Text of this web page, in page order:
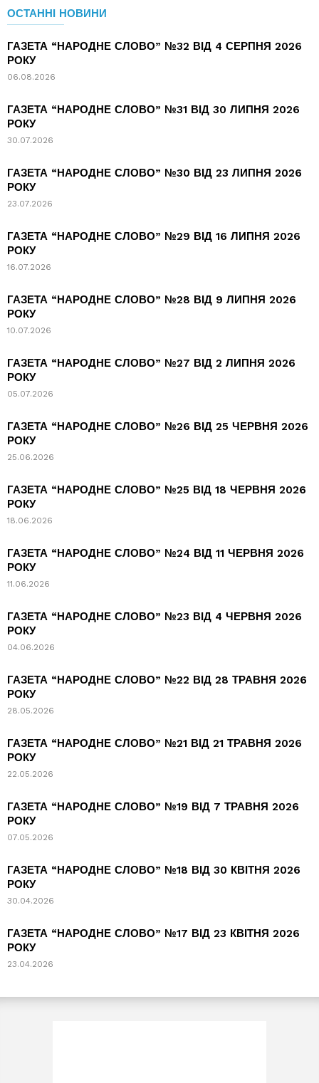
ОСТАННІ НОВИНИ
ГАЗЕТА “НАРОДНЕ СЛОВО” №32 ВІД 4 СЕРПНЯ 2026
РОКУ
06.08.2026
ГАЗЕТА “НАРОДНЕ СЛОВО” №31 ВІД 30 ЛИПНЯ 2026
РОКУ
30.07.2026
ГАЗЕТА “НАРОДНЕ СЛОВО” №30 ВІД 23 ЛИПНЯ 2026
РОКУ
23.07.2026
ГАЗЕТА “НАРОДНЕ СЛОВО” №29 ВІД 16 ЛИПНЯ 2026
РОКУ
16.07.2026
ГАЗЕТА “НАРОДНЕ СЛОВО” №28 ВІД 9 ЛИПНЯ 2026
РОКУ
10.07.2026
ГАЗЕТА “НАРОДНЕ СЛОВО” №27 ВІД 2 ЛИПНЯ 2026
РОКУ
05.07.2026
ГАЗЕТА “НАРОДНЕ СЛОВО” №26 ВІД 25 ЧЕРВНЯ 2026
РОКУ
25.06.2026
ГАЗЕТА “НАРОДНЕ СЛОВО” №25 ВІД 18 ЧЕРВНЯ 2026
РОКУ
18.06.2026
ГАЗЕТА “НАРОДНЕ СЛОВО” №24 ВІД 11 ЧЕРВНЯ 2026
РОКУ
11.06.2026
ГАЗЕТА “НАРОДНЕ СЛОВО” №23 ВІД 4 ЧЕРВНЯ 2026
РОКУ
04.06.2026
ГАЗЕТА “НАРОДНЕ СЛОВО” №22 ВІД 28 ТРАВНЯ 2026
РОКУ
28.05.2026
ГАЗЕТА “НАРОДНЕ СЛОВО” №21 ВІД 21 ТРАВНЯ 2026
РОКУ
22.05.2026
ГАЗЕТА “НАРОДНЕ СЛОВО” №19 ВІД 7 ТРАВНЯ 2026
РОКУ
07.05.2026
ГАЗЕТА “НАРОДНЕ СЛОВО” №18 ВІД 30 КВІТНЯ 2026
РОКУ
30.04.2026
ГАЗЕТА “НАРОДНЕ СЛОВО” №17 ВІД 23 КВІТНЯ 2026
РОКУ
23.04.2026